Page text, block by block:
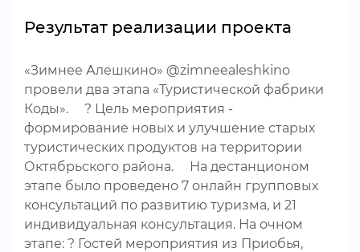
Результат реализации проекта
«Зимнее Алешкино» @zimneealeshkino
провели два этапа «Туристической фабрики
Коды». ⠀ ? Цель мероприятия -
формирование новых и улучшение старых
туристических продуктов на территории
Октябрьского района. ⠀ На дестанционом
этапе было проведено 7 онлайн групповых
консультаций по развитию туризма, и 21
индивидуальная консультация. На очном
этапе: ? Гостей мероприятия из Приобья,